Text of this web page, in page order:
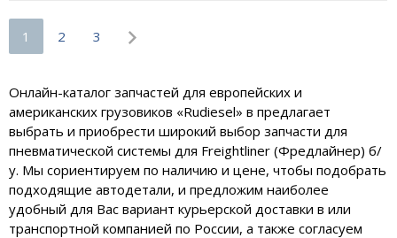
1 2 3
Онлайн-каталог запчастей для европейских и
американских грузовиков «Rudiesel» в предлагает
выбрать и приобрести широкий выбор запчасти для
пневматической системы для Freightliner (Фредлайнер) б/
у. Мы сориентируем по наличию и цене, чтобы подобрать
подходящие автодетали, и предложим наиболее
удобный для Вас вариант курьерской доставки в или
транспортной компанией по России, а также согласуем